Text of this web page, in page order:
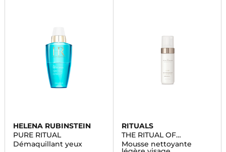
HELENA RUBINSTEIN
PURE RITUAL
Démaquillant yeux
RITUALS
THE RITUAL OF
NAMASTE
Mousse nettoyante